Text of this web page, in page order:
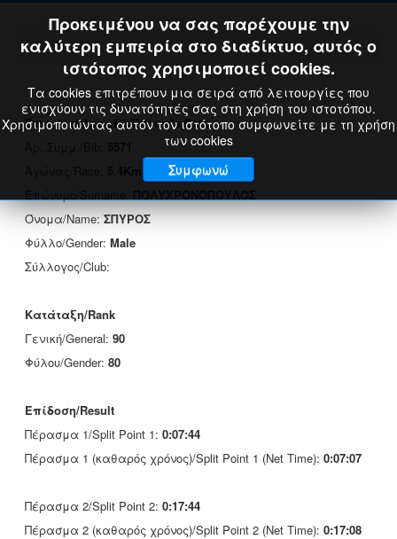
Στοιχεία Δρομέα/Runner's Data
Όνομα/Name:ΣΠΥΡΟΣ
Φύλλο/Gender: Male
Σύλλογος/Club:
Κατάταξη/Rank
Γενική/General: 90
Φύλου/Gender: 80
Επίδοση/Result
Πέρασμα 1/Split Point 1: 0:07:44
Πέρασμα 1 (καθαρός χρόνος)/Split Point 1 (Net Time): 0:07:07
Πέρασμα 2/Split Point 2: 0:17:44
Πέρασμα 2 (καθαρός χρόνος)/Split Point 2 (Net Time): 0:17:08
Προκειμένου να σας παρέχουμε την
καλύτερη εμπειρία στο διαδίκτυο, αυτός ο
ιστότοπος χρησιμοποιεί cookies.
Τα cookies επιτρέπουν μια σειρά από λειτουργίες που
ενισχύουν τις δυνατότητές σας στη χρήση του ιστοτόπου.
Χρησιμοποιώντας αυτόν τον ιστότοπο συμφωνείτε με τη χρήση
των cookies
Συμφωνώ